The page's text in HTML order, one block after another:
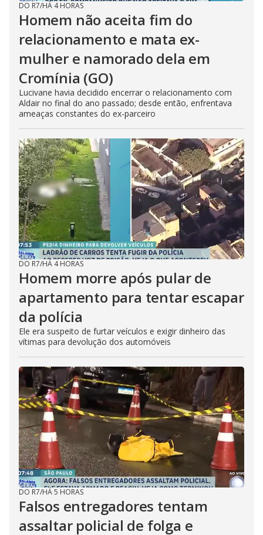
DO R7/HÁ 4 HORAS
Homem não aceita fim do
relacionamento e mata ex-
mulher e namorado dela em
Cromínia (GO)
Lucivane havia decidido encerrar o relacionamento com
Aldair no final do ano passado; desde então, enfrentava
ameaças constantes do ex-parceiro
DO R7/HÁ 4 HORAS
Homem morre após pular de
apartamento para tentar escapar
da polícia
Ele era suspeito de furtar veículos e exigir dinheiro das
vítimas para devolução dos automóveis
DO R7/HÁ 5 HORAS
Falsos entregadores tentam
assaltar policial de folga e